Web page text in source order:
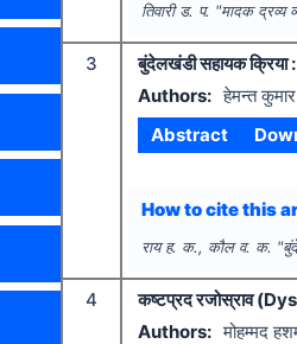
तिवारी ड. प. "मादक द्रव्य
3
बुंदेलखंडी सहायक क्रिया
Authors: हेमन्त
Abstract
How to cite this
राय ह. क., कौल व. क. "
4
कष्टप्रद रजोस्राव
Authors: मोहम्मद